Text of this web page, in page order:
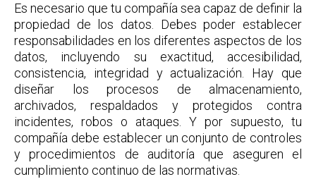
Es necesario que tu compañía sea capaz de definir la
propiedad de los datos. Debes poder establecer
responsabilidades en los diferentes aspectos de los
datos, incluyendo su exactitud, accesibilidad,
consistencia, integridad y actualización. Hay que
diseñar los procesos de almacenamiento,
archivados, respaldados y protegidos contra
incidentes, robos o ataques. Y por supuesto, tu
compañía debe establecer un conjunto de controles
y procedimientos de auditoría que aseguren el
cumplimiento continuo de las normativas.